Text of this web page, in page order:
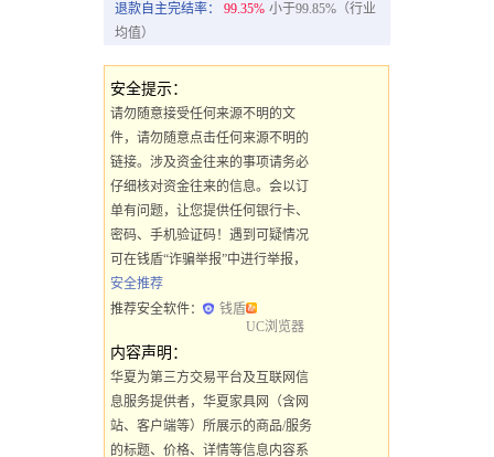
退款自主完结率： 99.35% 小于99.85%（行业
均值）
安全提示：
请勿随意接受任何来源不明的文
件，请勿随意点击任何来源不明的
链接。涉及资金往来的事项请务必
仔细核对资金往来的信息。会以订
单有问题，让您提供任何银行卡、
密码、手机验证码！遇到可疑情况
可在钱盾“诈骗举报”中进行举报，
安全推荐
推荐安全软件：
钱盾
UC浏览器
内容声明：
华夏为第三方交易平台及互联网信
息服务提供者，华夏家具网（含网
站、客户端等）所展示的商品/服务
的标题、价格、详情等信息内容系